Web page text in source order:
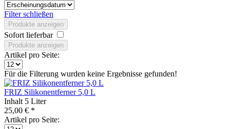
Filter schließen
Produkte anzeigen
Sofort lieferbar
Produkte anzeigen
Artikel pro Seite:
Für die Filterung wurden keine Ergebnisse gefunden!
FRIZ Silikonentferner 5,0 L
Inhalt 5 Liter
25,00 € *
Artikel pro Seite: